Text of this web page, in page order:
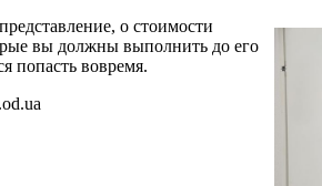
о стоимости
вы должны выполнить до его
попасть вовремя.